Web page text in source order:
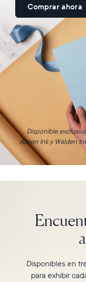
Comprar ahora
Disponible
Aspen Ink y Walden
Disponibles en
para exhibir